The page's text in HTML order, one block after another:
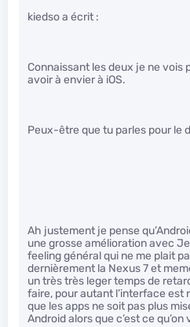
kiedso a écrit :
Connaissant les deux je ne vois
avoir à envier à iOS.
Peux-être que tu parles pour le
Ah justement je pense
une grosse amélioration avec
feeling général qui ne me plait
dernièrement la Nexus 7 et
un très très leger temps de
faire, pour autant l’interface est
que les apps ne soit pas plus
Android alors que c’est ce qu’on